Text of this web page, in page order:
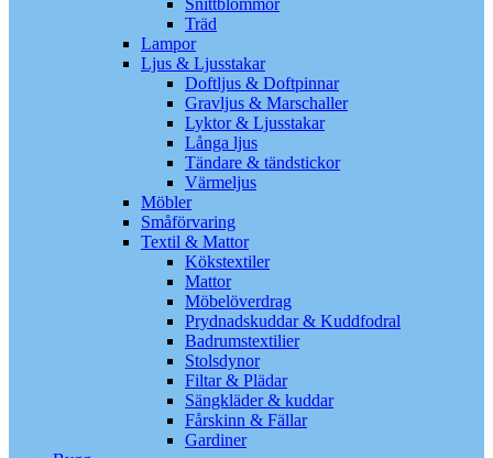
Snittblommor
Träd
Lampor
Ljus & Ljusstakar
Doftljus & Doftpinnar
Gravljus & Marschaller
Lyktor & Ljusstakar
Långa ljus
Tändare & tändstickor
Värmeljus
Möbler
Småförvaring
Textil & Mattor
Kökstextiler
Mattor
Möbelöverdrag
Prydnadskuddar & Kuddfodral
Badrumstextilier
Stolsdynor
Filtar & Plädar
Sängkläder & kuddar
Fårskinn & Fällar
Gardiner